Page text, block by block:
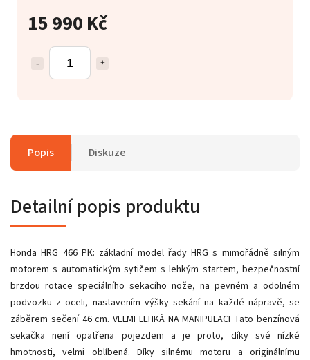
15 990 Kč
Popis Diskuze
Detailní popis produktu
Honda HRG 466 PK: základní model řady HRG s mimořádně silným
motorem s automatickým sytičem s lehkým startem, bezpečnostní
brzdou rotace speciálního sekacího nože, na pevném a odolném
podvozku z oceli, nastavením výšky sekání na každé nápravě, se
záběrem sečení 46 cm. VELMI LEHKÁ NA MANIPULACI Tato benzínová
sekačka není opatřena pojezdem a je proto, díky své nízké
hmotnosti, velmi oblíbená. Díky silnému motoru a originálnímu